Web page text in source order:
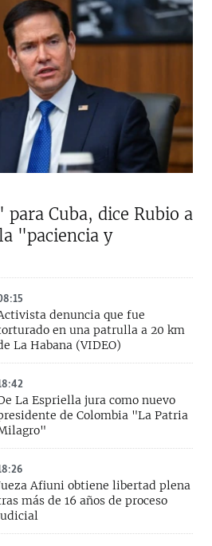
para Cuba, dice Rubio a
"paciencia y
denuncia que fue
en una patrulla a 20 km
La Habana (VIDEO)
La Espriella jura como nuevo
de Colombia "La Patria
Afiuni obtiene libertad plena
más de 16 años de proceso